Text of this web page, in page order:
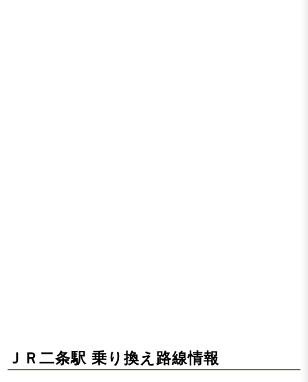
ＪＲ二条駅 乗り換え路線情報